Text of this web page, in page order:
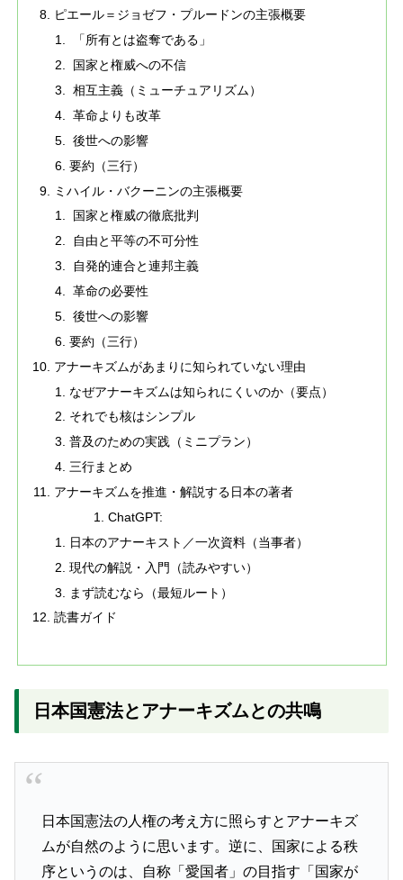
ピエール＝ジョゼフ・プルードンの主張概要
「所有とは盗奪である」
国家と権威への不信
相互主義（ミューチュアリズム）
革命よりも改革
後世への影響
要約（三行）
ミハイル・バクーニンの主張概要
国家と権威の徹底批判
自由と平等の不可分性
自発的連合と連邦主義
革命の必要性
後世への影響
要約（三行）
アナーキズムがあまりに知られていない理由
なぜアナーキズムは知られにくいのか（要点）
それでも核はシンプル
普及のための実践（ミニプラン）
三行まとめ
アナーキズムを推進・解説する日本の著者
ChatGPT:
日本のアナーキスト／一次資料（当事者）
現代の解説・入門（読みやすい）
まず読むなら（最短ルート）
読書ガイド
日本国憲法とアナーキズムとの共鳴
日本国憲法の人権の考え方に照らすとアナーキズ
ムが自然のように思います。逆に、国家による秩
序というのは、自称「愛国者」の目指す「国家が